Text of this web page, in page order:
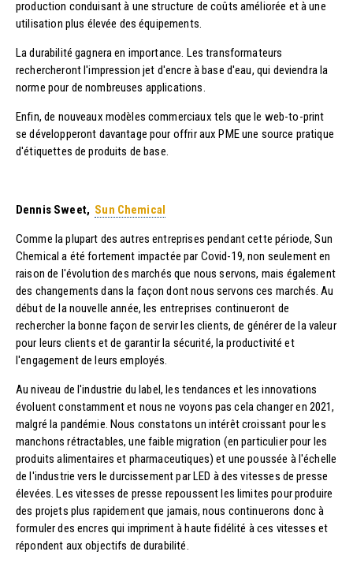
production conduisant à une structure de coûts améliorée et à une
utilisation plus élevée des équipements.
La durabilité gagnera en importance. Les transformateurs
rechercheront l'impression jet d'encre à base d'eau, qui deviendra la
norme pour de nombreuses applications.
Enfin, de nouveaux modèles commerciaux tels que le web-to-print
se développeront davantage pour offrir aux PME une source pratique
d'étiquettes de produits de base.
Dennis Sweet, Sun Chemical
Comme la plupart des autres entreprises pendant cette période, Sun
Chemical a été fortement impactée par Covid-19, non seulement en
raison de l'évolution des marchés que nous servons, mais également
des changements dans la façon dont nous servons ces marchés. Au
début de la nouvelle année, les entreprises continueront de
rechercher la bonne façon de servir les clients, de générer de la valeur
pour leurs clients et de garantir la sécurité, la productivité et
l'engagement de leurs employés.
Au niveau de l'industrie du label, les tendances et les innovations
évoluent constamment et nous ne voyons pas cela changer en 2021,
malgré la pandémie. Nous constatons un intérêt croissant pour les
manchons rétractables, une faible migration (en particulier pour les
produits alimentaires et pharmaceutiques) et une poussée à l'échelle
de l'industrie vers le durcissement par LED à des vitesses de presse
élevées. Les vitesses de presse repoussent les limites pour produire
des projets plus rapidement que jamais, nous continuerons donc à
formuler des encres qui impriment à haute fidélité à ces vitesses et
répondent aux objectifs de durabilité.